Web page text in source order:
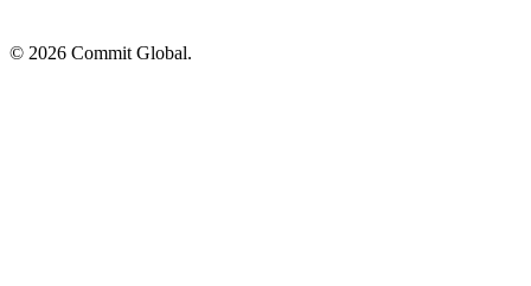
© 2026 Commit Global.